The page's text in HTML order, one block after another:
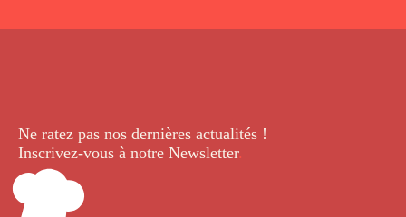
Ne ratez pas nos dernières actualités !
Inscrivez-vous à notre Newsletter.